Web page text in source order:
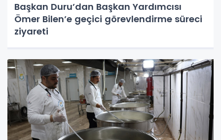
Başkan Duru’dan Başkan Yardımcısı
Ömer Bilen’e geçici görevlendirme süreci
ziyareti